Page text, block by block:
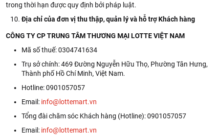
trong thời hạn được quy định bởi pháp luật.
Địa chỉ của đơn vị thu thập, quản lý và hỗ trợ Khách hàng
CÔNG TY CP TRUNG TÂM THƯƠNG MẠI LOTTE VIỆT NAM
Mã số thuế: 0304741634
Trụ sở chính: 469 Đường Nguyễn Hữu Thọ, Phường Tân Hưng,
Thành phố Hồ Chí Minh, Việt Nam.
Hotline: 0901057057
Email: info@lottemart.vn
Tổng đài chăm sóc Khách hàng (Hotline): 0901057057
Email: info@lottemart.vn